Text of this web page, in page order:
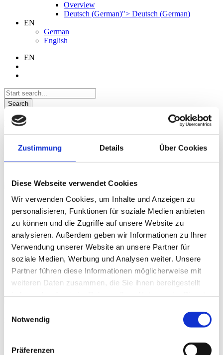
Zustimmung Details Über Cookies
Diese Webseite verwendet Cookies
Wir verwenden Cookies, um Inhalte und Anzeigen zu
personalisieren, Funktionen für soziale Medien anbieten
zu können und die Zugriffe auf unsere Website zu
analysieren. Außerdem geben wir Informationen zu Ihrer
Verwendung unserer Website an unsere Partner für
soziale Medien, Werbung und Analysen weiter. Unsere
Partner führen diese Informationen möglicherweise mit
weiteren Daten zusammen, die Sie ihnen bereitgestellt
Notwendig
Präferenzen
Overview
Deutsch (German)"> Deutsch (German)
EN
German
English
EN
Search
Language
German
English
Mentor:in
Dr. Norbert Linn
Motivation zum Mentoring:
Botschafter für junge Unternehmen
Dr. Norbert Linn